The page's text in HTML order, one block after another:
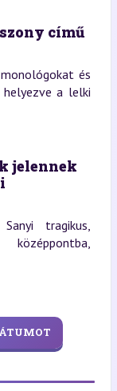
című
és
a lelki
jelennek
tragikus,